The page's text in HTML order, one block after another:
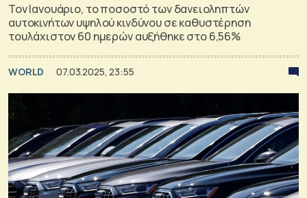
Τον Ιανουάριο, το ποσοστό των δανειοληπτών
αυτοκινήτων υψηλού κινδύνου σε καθυστέρηση
τουλάχιστον 60 ημερών αυξήθηκε στο 6,56%
WORLD 07.03.2025, 23:55